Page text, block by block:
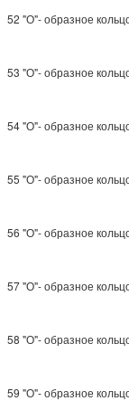
We
52 "О"- образное
53 "О"- образное
54 "О"- образное
55 "О"- образное
56 "О"- образное
57 "О"- образное
58 "О"- образное
59 "О"- образное